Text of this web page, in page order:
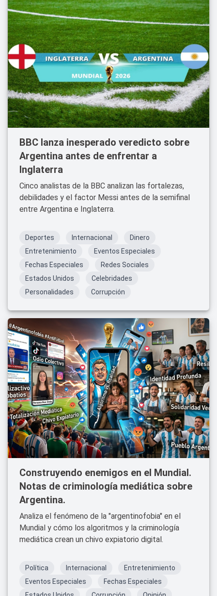
BBC lanza inesperado veredicto sobre
Argentina antes de enfrentar a
Inglaterra
Cinco analistas de la BBC analizan las fortalezas,
debilidades y el factor Messi antes de la semifinal
entre Argentina e Inglaterra.
Deportes Internacional
Dinero
Entretenimiento
Eventos Especiales
Fechas Especiales
Redes Sociales
Estados Unidos
Celebridades
Personalidades
Corrupción
Construyendo enemigos en el Mundial.
Notas de criminología mediática sobre
Argentina.
Analiza el fenómeno de la "argentinofobia" en el
Mundial y cómo los algoritmos y la criminología
mediática crean un chivo expiatorio digital.
Política Internacional
Entretenimiento
Eventos Especiales
Fechas Especiales